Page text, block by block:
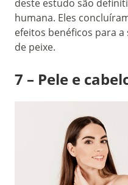
deste estudo são
humana. Eles
efeitos benéficos para
de peixe.
7 – Pele e